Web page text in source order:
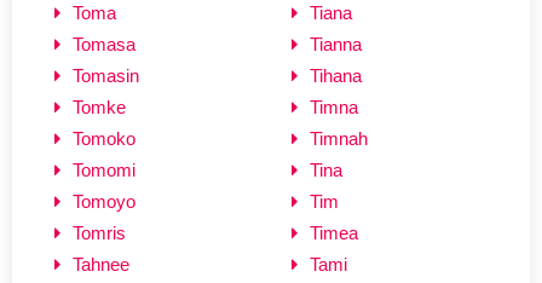
Toma
Tomasa
Tomasin
Tomke
Tomoko
Tomomi
Tomoyo
Tomris
Tahnee
Tiana
Tianna
Tihana
Timna
Timnah
Tina
Tim
Timea
Tami